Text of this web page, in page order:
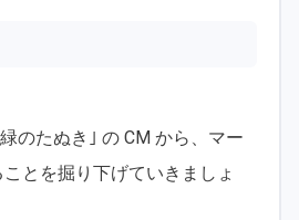
のたぬき｣ の CM から、マー
とを掘り下げていきましょ